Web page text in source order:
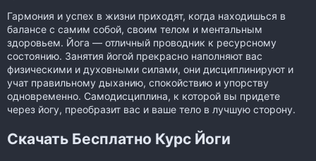
Гармония и успех в жизни приходят, когда находишься в
балансе с самим собой, своим телом и ментальным
здоровьем. Йога — отличный проводник к ресурсному
состоянию. Занятия йогой прекрасно наполняют вас
физическими и духовными силами, они дисциплинируют и
учат правильному дыханию, спокойствию и упорству
одновременно. Самодисциплина, к которой вы придете
через йогу, преобразит вас и ваше тело в лучшую сторону.
Скачать Бесплатно Курс Йоги